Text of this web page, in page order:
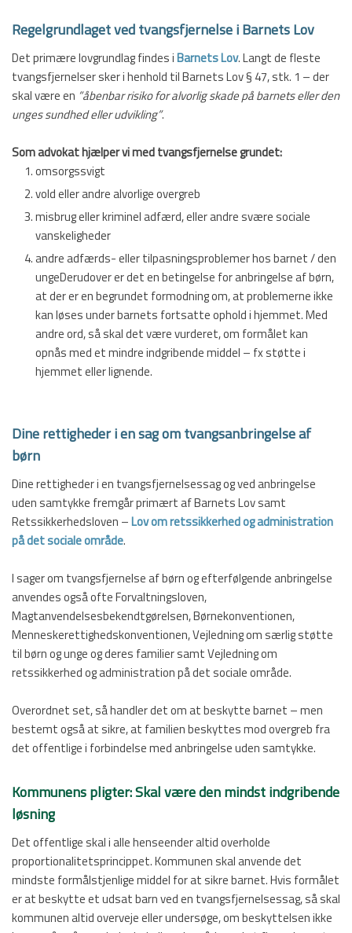
Regelgrundlaget ved tvangsfjernelse i Barnets Lov
​Det primære lovgrundlag findes iBarnets Lov. Langt de fleste
tvangsfjernelser sker i henhold til Barnets Lov § 47, stk. 1 – der
skal være en ”åbenbar risiko for alvorlig skade på barnets eller den
unges sundhed eller udvikling”.
Som advokat hjælper vi med tvangsfjernelse grundet:
​omsorgssvigt
vold eller andre alvorlige overgreb
​misbrug eller kriminel adfærd, eller andre svære sociale
vanskeligheder
andre adfærds- eller tilpasningsproblemer hos barnet / den
ungeDerudover er det en betingelse for anbringelse af børn,
at der er en begrundet formodning om, at problemerne ikke
kan løses under barnets fortsatte ophold i hjemmet. Med
andre ord, så skal det være vurderet, om formålet kan
opnås med et mindre indgribende middel – fx støtte i
hjemmet eller lignende.
Dine rettigheder i en sag om tvangsanbringelse af
børn
​Dine rettigheder i en tvangsfjernelsessag og ved anbringelse
uden samtykke fremgår primært af Barnets Lov samt
Retssikkerhedsloven –Lov om retssikkerhed og administration
på det sociale område.​
I sager om tvangsfjernelse af børn og efterfølgende anbringelse
anvendes også ofte Forvaltningsloven,
Magtanvendelsesbekendtgørelsen, Børnekonventionen,
Menneskerettighedskonventionen, Vejledning om særlig støtte
til børn og unge og deres familier samt Vejledning om
retssikkerhed og administration på det sociale område.
Overordnet set, så handler det om at beskytte barnet – men
bestemt også at sikre, at familien beskyttes mod overgreb fra
det offentlige i forbindelse med anbringelse uden samtykke.
Kommunens pligter: Skal være den mindst indgribende
løsning
Det offentlige skal i alle henseender altid overholde
proportionalitetsprincippet. Kommunen skal anvende det
mindste formålstjenlige middel for at sikre barnet. Hvis formålet
er at beskytte et udsat barn ved en tvangsfjernelsessag, så skal
kommunen altid overveje eller undersøge, om beskyttelsen ikke